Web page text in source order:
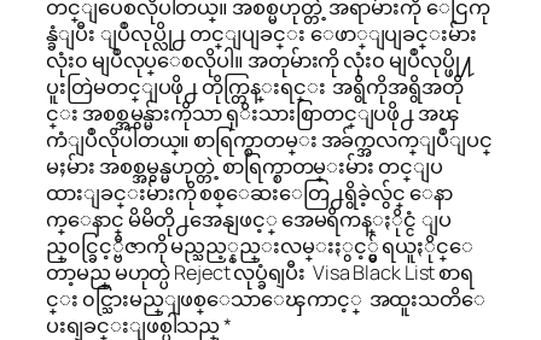
တင္ျပေစလိုပါတယ္။ အစစ္မဟုတ္တဲ့ အရာမ်ားကို ေငြကု
န္ခံျပီး ျပဳလုပ္လို႕ တင္ျပျခင္း ေဖာ္ျပျခင္းမ်ား
လုံး၀ မျပဳလုပ္ေစလိုပါ။ အတုမ်ားကို လုံး၀ မျပဳလုပ္ဖို႔
ပူးတြဲမတင္ျပဖို႕ တိုက္တြန္းရင္း အရွိကိုအရွိအတို
င္း အစစ္အမွန္မ်ားကိုသာ ရုိးသားစြာတင္ျပဖို႕ အၾ
ကံျပဳလိုပါတယ္။ စာရြက္စာတမ္း အခ်က္အလက္ျပဳျပင္
မႈမ်ား အစစ္အမွန္မဟုတ္တဲ့ စာရြက္စာတမ္းမ်ား တင္ျပ
ထားျခင္းမ်ားကို စစ္ေဆးေတြ႕ရွိခဲ့လွ်င္ ေနာ
က္ေနာင္ မိမိတို႕အေနျဖင့္ အေမရိကန္ႏိုင္ငံ ျပ
ည္၀င္ခြင့္ဗီဇာကို မည္သည့္နည္းလမ္းႏွင့္မွ် ရယူႏိုင္ေ
တာ့မည္ မဟုတ္ပဲ Reject လုပ္ခံရျပီး Visa Black List စာရ
င္း ၀င္သြားမည္ျဖစ္ေသာေၾကာင့္ အထူးသတိေ
ပးရျခင္းျဖစ္ပါသည္ *